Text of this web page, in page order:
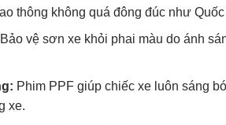
thông không quá đông đúc như
Bảo vệ sơn xe khỏi phai màu do ánh
Phim PPF giúp chiếc xe luôn sáng
xe.